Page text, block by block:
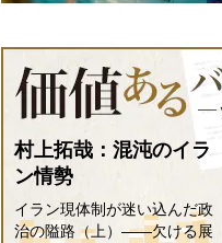
村上拓哉：混沌のイラ
ン情勢
イラン現体制が迷い込んだ政
治の隘路（上）――欠ける展